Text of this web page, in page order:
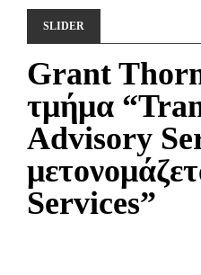
SLIDER
Grant
τμήμα
Advisory
Services”